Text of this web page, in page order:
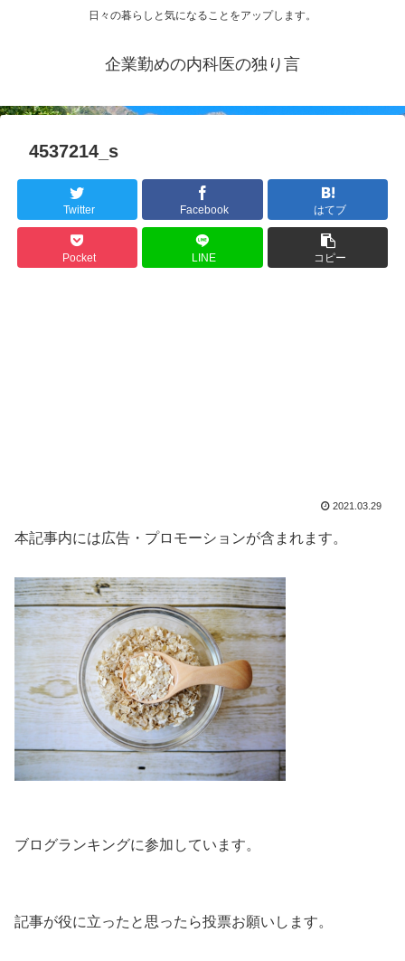
日々の暮らしと気になることをアップします。
企業勤めの内科医の独り言
4537214_s
Twitter Facebook はてブ
Pocket LINE コピー
2021.03.29
本記事内には広告・プロモーションが含まれます。
ブログランキングに参加しています。
記事が役に立ったと思ったら投票お願いします。